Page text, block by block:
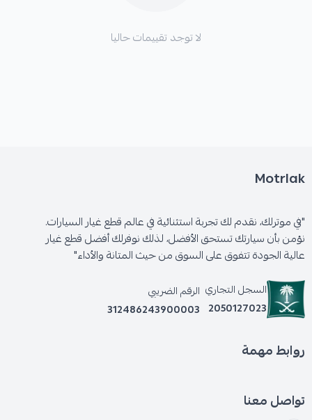
لا توجد تقييمات حاليا
Motrlak
"في موترلك، نقدم لك تجربة استثنائية في عالم قطع غيار السيارات.
نؤمن بأن سيارتك تستحق الأفضل، لذلك نوفرلك أفضل قطع غيار
عالية الجودة تتفوق على السوق من حيث المتانة والأداء"
السجل التجاري
2050127023
الرقم الضريبي
312486243900003
روابط مهمة
تواصل معنا